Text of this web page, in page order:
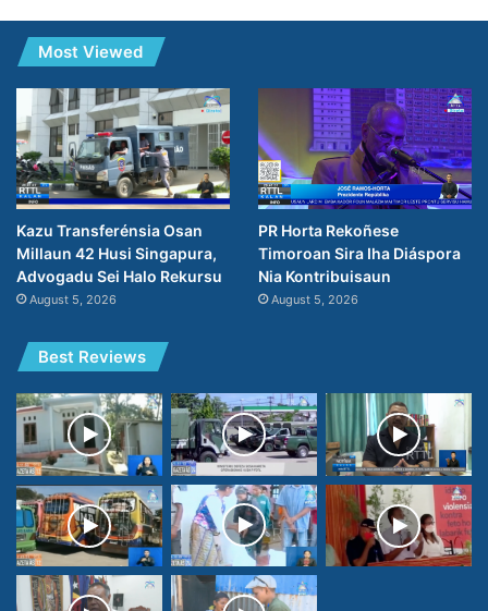
Most Viewed
Kazu Transferénsia Osan
Millaun 42 Husi Singapura,
Advogadu Sei Halo Rekursu
August 5, 2026
PR Horta Rekoñese
Timoroan Sira Iha Diáspora
Nia Kontribuisaun
August 5, 2026
Best Reviews